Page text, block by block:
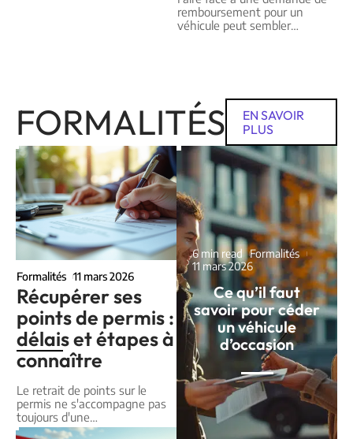
remboursement pour un
véhicule peut sembler…
FORMALITÉS
EN SAVOIR
PLUS
Formalités 11 mars 2026
Récupérer ses
points de permis :
délais et étapes à
connaître
Le retrait de points sur le
permis ne s'accompagne pas
toujours d'une…
6 min read Formalités
11 mars 2026
Ce qu’il faut
savoir pour céder
un véhicule
d’occasion